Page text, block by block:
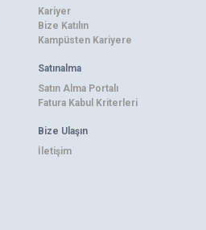
Kariyer
Bize Katılın
Kampüsten Kariyere
Satınalma
Satın Alma Portalı
Fatura Kabul Kriterleri
Bize Ulaşın
İletişim